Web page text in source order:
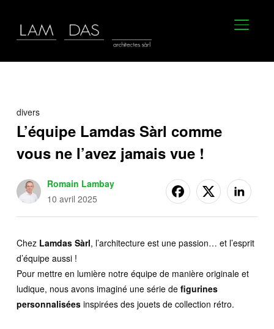
divers
L’équipe Lamdas Sàrl comme
vous ne l’avez jamais vue !
Romain Lambay
10 avril 2025
Chez Lamdas Sàrl, l’architecture est une passion… et l’esprit
d’équipe aussi !
Pour mettre en lumière notre équipe de manière originale et
ludique, nous avons imaginé une série de figurines
personnaliséesinspirées des jouets de collection rétro.